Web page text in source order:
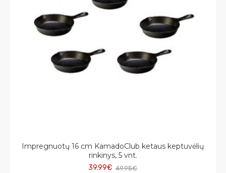
Impregnuotų 16 cm KamadoClub ketaus keptuvėlių
rinkinys, 5 vnt.
39.99€ 49.95€